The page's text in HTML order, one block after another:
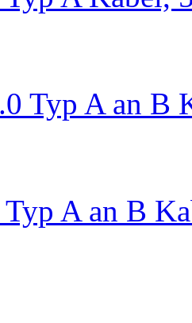
Typ A an B
A an B